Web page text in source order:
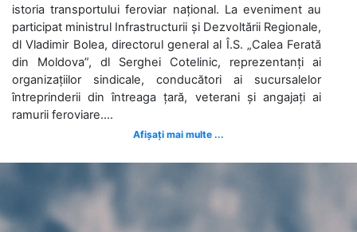
istoria transportului feroviar național. La eveniment au
participat ministrul Infrastructurii și Dezvoltării Regionale,
dl Vladimir Bolea, directorul general al Î.S. „Calea Ferată
din Moldova”, dl Serghei Cotelinic, reprezentanți ai
organizațiilor sindicale, conducători ai sucursalelor
întreprinderii din întreaga țară, veterani și angajați ai
ramurii feroviare....
Afișați mai multe ...